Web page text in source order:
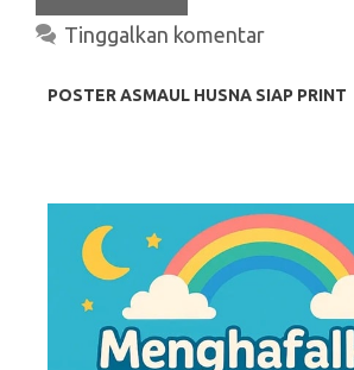
Tinggalkan komentar
POSTER ASMAUL HUSNA SIAP PRINT